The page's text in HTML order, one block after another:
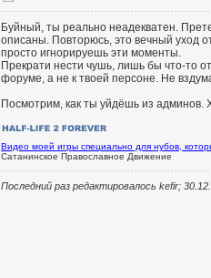
Буйный, ты реально неадекватен.
описаны. Повторюсь, это вечный уход
просто игнорируешь эти моменты.
Прекрати нести чушь, лишь бы что-то
форуме, а не к твоей персоне. Не
Посмотрим, как ты уйдёшь из админов.
Видео моей игры специально для нубов,
Сатанинское Православное Движение
Последний раз редактировалось kefir;